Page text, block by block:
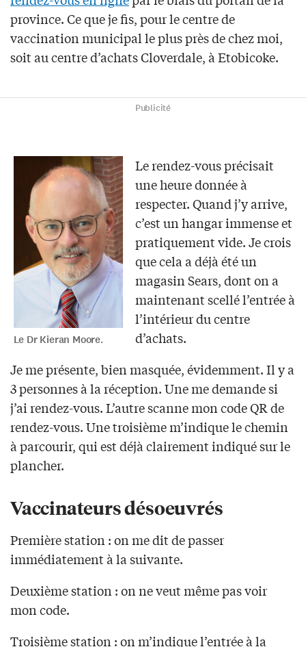
province. Ce que je fis, pour le centre de
vaccination municipal le plus près de chez moi,
soit au centre d’achats Cloverdale, à Etobicoke.
Publicité
Le Dr Kieran Moore.
Le rendez-vous précisait
une heure donnée à
respecter. Quand j’y arrive,
c’est un hangar immense et
pratiquement vide. Je crois
que cela a déjà été un
magasin Sears, dont on a
maintenant scellé l’entrée à
l’intérieur du centre
d’achats.
Je me présente, bien masquée, évidemment. Il y a
3 personnes à la réception. Une me demande si
j’ai rendez-vous. L’autre scanne mon code QR de
rendez-vous. Une troisième m’indique le chemin
à parcourir, qui est déjà clairement indiqué sur le
plancher.
Vaccinateurs désoeuvrés
Première station : on me dit de passer
immédiatement à la suivante.
Deuxième station : on ne veut même pas voir
mon code.
Troisième station : on m’indique l’entrée à la